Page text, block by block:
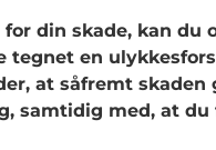
din skade, kan du
en
at såfremt
samtidig med, at